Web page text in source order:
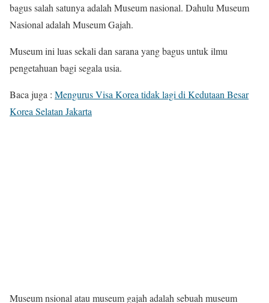
bagus salah satunya adalah Museum nasional. Dahulu Museum
Nasional adalah Museum Gajah.
Museum ini luas sekali dan sarana yang bagus untuk ilmu
pengetahuan bagi segala usia.
Baca juga : Mengurus Visa Korea tidak lagi di Kedutaan Besar
Korea Selatan Jakarta
Museum nsional atau museum gajah adalah sebuah museum